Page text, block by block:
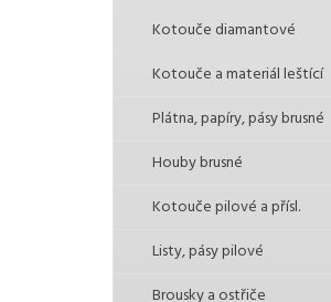
Kotouče diamantové
Kotouče a materiál leštící
Plátna, papíry, pásy brusné
Houby brusné
Kotouče pilové a přísl.
Listy, pásy pilové
Brousky a ostřiče